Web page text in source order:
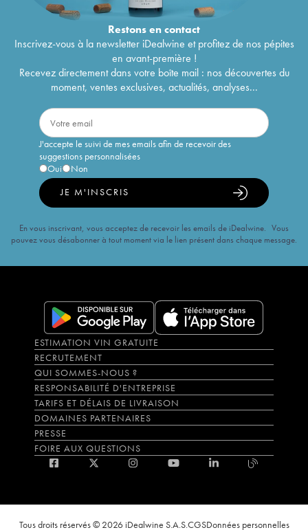
Restons encontact
Inscrivez-vous à la newsletter iDealwine et profitez de nos pépites
en avant-première !
Recevez directement dans votre boîte mail : nos découvertes du
moment, ventes exclusives, actualités, analyses...
J'accepte le suivi de mes emails afin de recevoir des
suggestions personnalisées
Oui
Non
JE M'INSCRIS
En vous inscrivant, vous acceptez de recevoir les emails de iDealwine. Vous
pouvez vous désabonner à tout moment via le lien présent dans chaque message.
ESTIMATION VIN GRATUITE
RECRUTEMENT
QUI SOMMES-NOUS ?
RESPONSABILITÉ D'ENTREPRISE
TARIFS ET DÉLAIS DE LIVRAISON
DOMAINES PARTENAIRES
PRESSE
FOIRE AUX QUESTIONS
Tous droits réservés © 2026 iDealwine S.A.S.CGSDonnées personnelles